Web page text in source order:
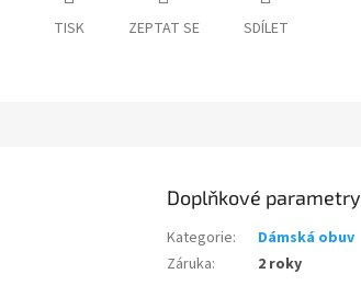
TISK ZEPTAT SE SDÍLET
Doplňkové parametry
Kategorie:
Dámská obuv
Záruka: 2 roky